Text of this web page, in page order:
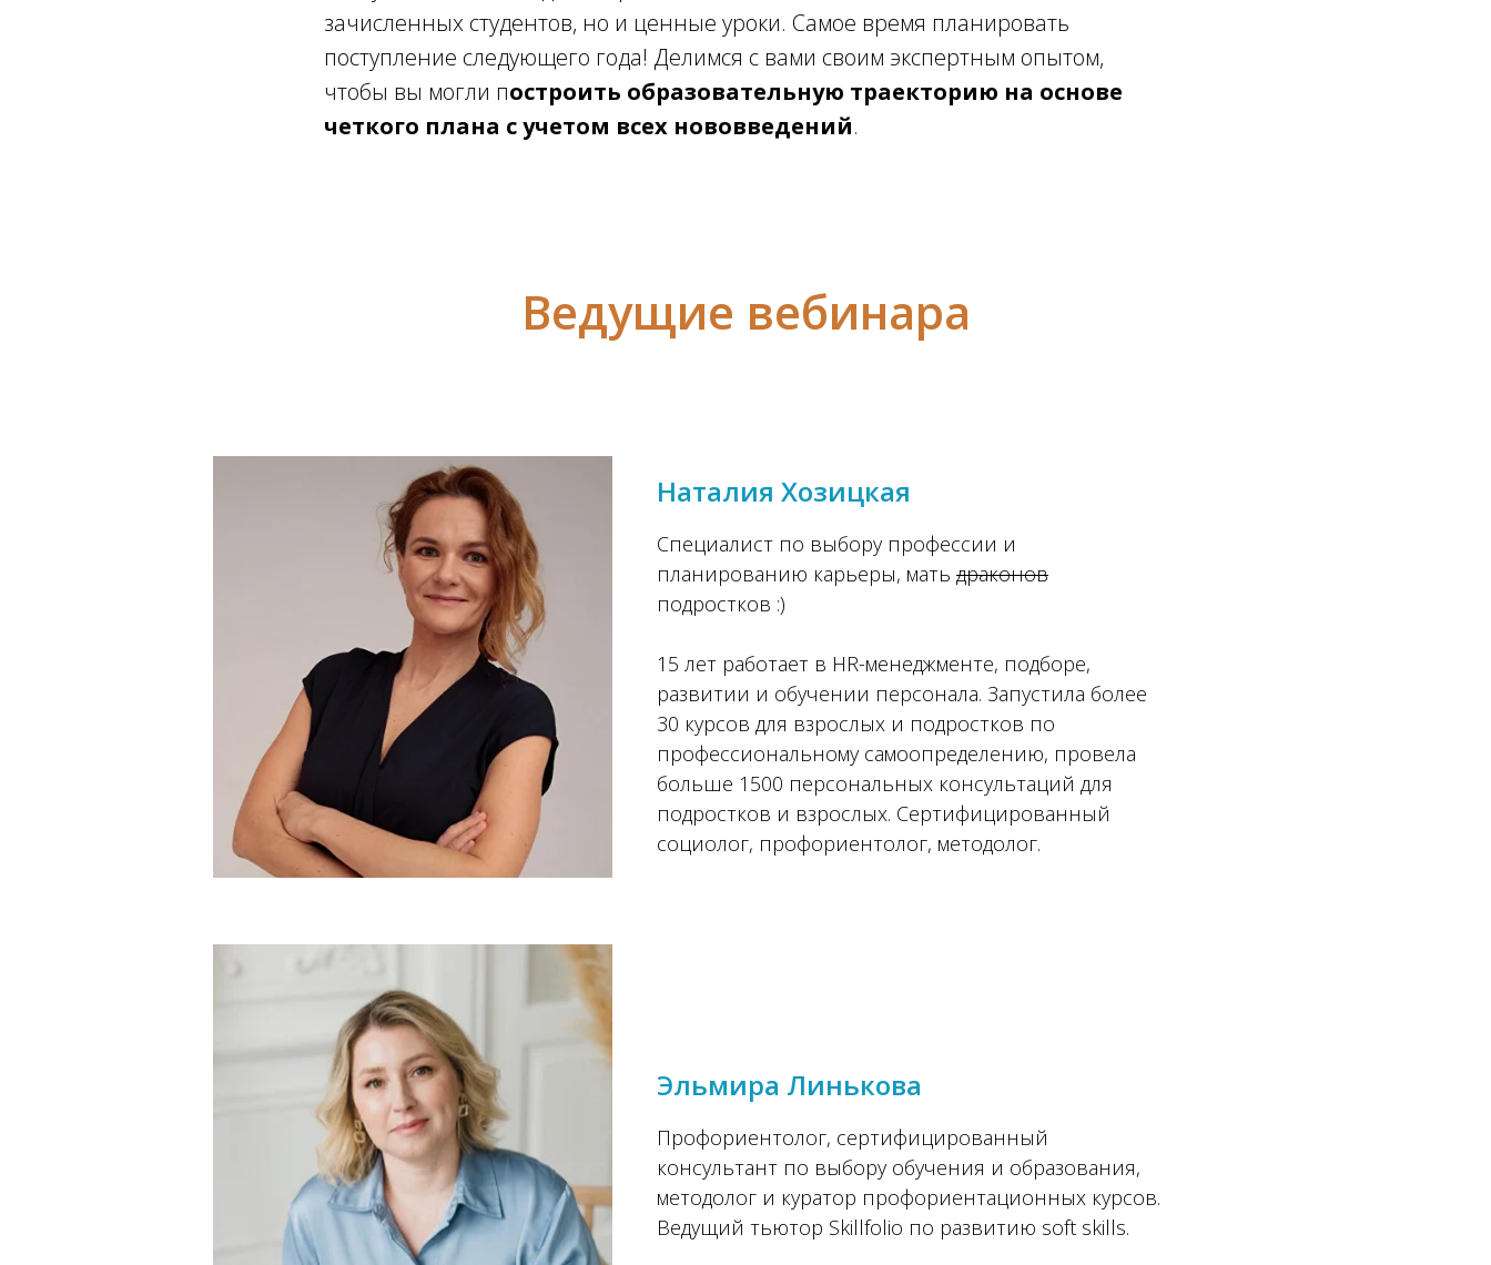
зачисленных студентов, но и ценные уроки. Самое время планировать
поступление следующего года! Делимся с вами своим экспертным опытом,
чтобы вы могли построить образовательную траекторию на основе
четкого плана с учетом всех нововведений.
Ведущие вебинара
Наталия Хозицкая
Специалист по выбору профессии и
планированию карьеры, мать драконов
подростков :)
15 лет работает в HR-менеджменте, подборе,
развитии и обучении персонала. Запустила более
30 курсов для взрослых и подростков по
профессиональному самоопределению, провела
больше 1500 персональных консультаций для
подростков и взрослых. Сертифицированный
социолог, профориентолог, методолог.
Эльмира Линькова
Профориентолог, сертифицированный
консультант по выбору обучения и образования,
методолог и куратор профориентационных курсов.
Ведущий тьютор Skillfolio по развитию soft skills.